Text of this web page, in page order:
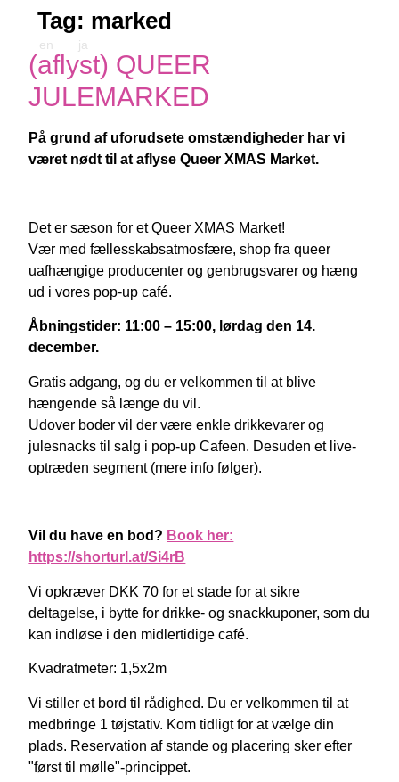
en ja
Tag: marked
(aflyst) QUEER
JULEMARKED
På grund af uforudsete omstændigheder har vi
været nødt til at aflyse Queer XMAS Market.
Det er sæson for et Queer XMAS Market!
Vær medfællesskabsatmosfære, shop fra queer
uafhængige producenter og genbrugsvarer og hæng
ud i vores pop-up café.
Åbningstider: 11:00 – 15:00, lørdag den 14.
december.
Gratis adgang, og du er velkommen til at blive
hængende så længe du vil.
Udover boder vil der være enkle drikkevarer og
julesnacks til salg i pop-up Cafeen. Desuden et live-
optræden segment (mere info følger).
Vil du have en bod? Book her:
https://shorturl.at/Si4rB
Vi opkræver DKK 70 for et stade for at sikre
deltagelse, i bytte for drikke- og snackkuponer, som du
kan indløse i den midlertidige café.
Kvadratmeter: 1,5x2m
Vi stiller et bord til rådighed. Du er velkommen til at
medbringe 1 tøjstativ. Kom tidligt for at vælge din
plads. Reservation af stande og placering sker efter
"først til mølle"-princippet.